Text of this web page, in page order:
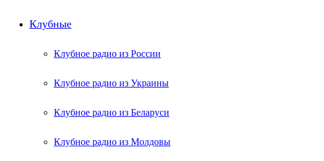
Клубные
Клубное радио из России
Клубное радио из Украины
Клубное радио из Беларуси
Клубное радио из Молдовы